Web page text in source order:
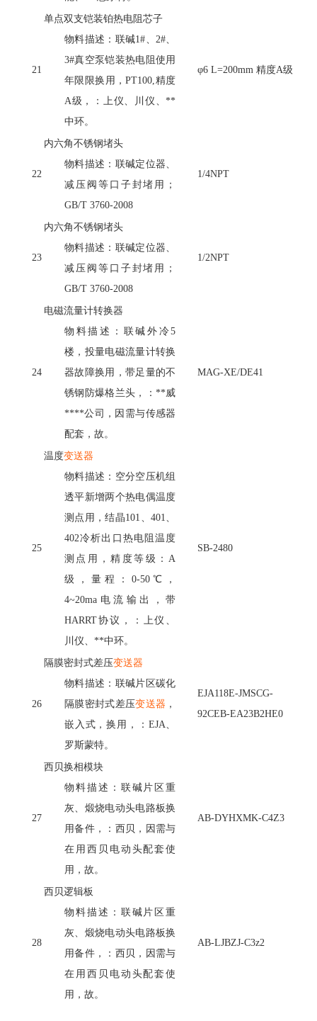
21
单点双支铠装铂热电阻芯子
物料描述：联碱1#、2#、
3#真空泵铠装热电阻使用
年限限换用，PT100,精度
A级，：上仪、川仪、**
中环。
φ6 L=200mm 精度A级
22
内六角不锈钢堵头
物料描述：联碱定位器、
减压阀等口子封堵用；
GB/T 3760-2008
1/4NPT
23
内六角不锈钢堵头
物料描述：联碱定位器、
减压阀等口子封堵用；
GB/T 3760-2008
1/2NPT
24
电磁流量计转换器
物料描述：联碱外冷5
楼，投量电磁流量计转换
器故障换用，带足量的不
锈钢防爆格兰头，：**威
****公司，因需与传感器
配套，故。
MAG-XE/DE41
25
温度变送器
物料描述：空分空压机组
透平新增两个热电偶温度
测点用，结晶101、401、
402冷析出口热电阻温度
测点用，精度等级：A
级，量程：0-50℃，
4~20ma电流输出，带
HARRT协议，：上仪、
川仪、**中环。
SB-2480
26
隔膜密封式差压变送器
物料描述：联碱片区碳化
隔膜密封式差压变送器 ，
嵌入式，换用，： EJA、
罗斯蒙特。
EJA118E-JMSCG-
92CEB-EA23B2HE0
27
西贝换相模块
物料描述：联碱片区重
灰、煅烧电动头电路板换
用备件，：西贝，因需与
在用西贝电动头配套使
用，故。
AB-DYHXMK-C4Z3
28
西贝逻辑板
物料描述：联碱片区重
灰、煅烧电动头电路板换
用备件，：西贝，因需与
在用西贝电动头配套使
用，故。
AB-LJBZJ-C3z2